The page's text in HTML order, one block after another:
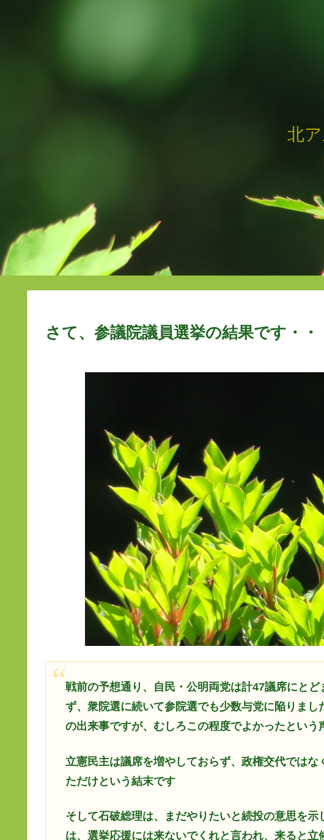
北
さて、参議院議員選挙の結果です・・
戦前の予想通り、自民・公明両党は計47議席にと
ず、衆院選に続いて参院選でも少数与党に陥りま
の出来事ですが、むしろこの程度でよかったという
立憲民主は議席を増やしておらず、政権交代では
ただけという結末です
そして石破総理は、まだやりたいと続投の意思を
は、選挙応援には来ないでくれと言われ、来ると立